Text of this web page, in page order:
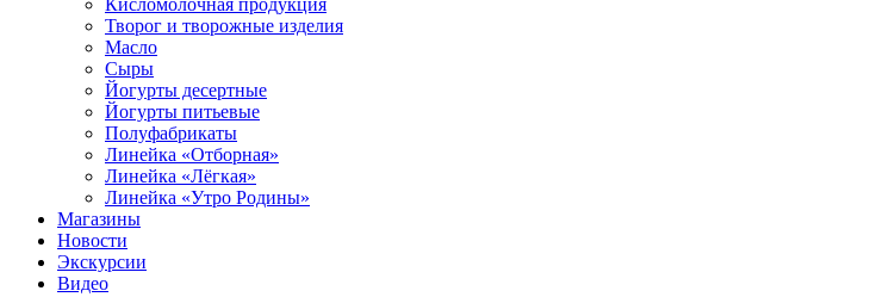
Кисломолочная продукция
Творог и творожные изделия
Масло
Сыры
Йогурты десертные
Йогурты питьевые
Полуфабрикаты
Линейка «Отборная»
Линейка «Лёгкая»
Линейка «Утро Родины»
Магазины
Новости
Экскурсии
Видео